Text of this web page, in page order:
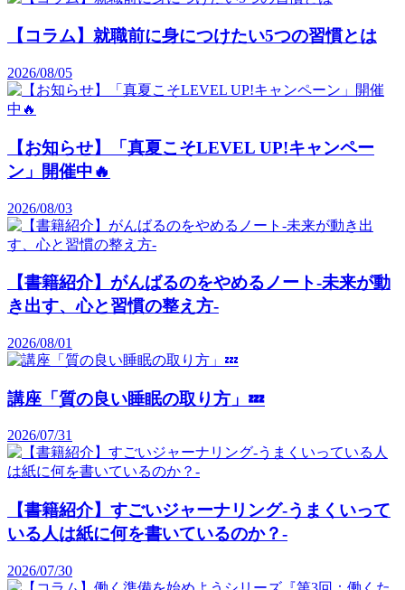
【コラム】就職前に身につけたい5つの習慣とは
2026/08/05
【お知らせ】「真夏こそLEVEL UP!キャンペー
ン」開催中🔥
2026/08/03
【書籍紹介】がんばるのをやめるノート-未来が動
き出す、心と習慣の整え方-
2026/08/01
講座「質の良い睡眠の取り方」💤
2026/07/31
【書籍紹介】すごいジャーナリング-うまくいって
いる人は紙に何を書いているのか？-
2026/07/30